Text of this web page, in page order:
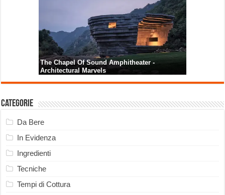
Categorie
Da Bere
In Evidenza
Ingredienti
Tecniche
Tempi di Cottura